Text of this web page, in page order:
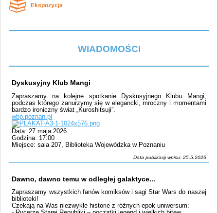
Ekspozycja
WIADOMOŚCI
Dyskusyjny Klub Mangi
Zapraszamy na kolejne spotkanie Dyskusyjnego Klubu Mangi,
podczas którego zanurzymy się w elegancki, mroczny i momentami
bardzo ironiczny świat „Kuroshitsuji”.
wbp.poznan.pl
Data: 27 maja 2026
Godzina: 17:00
Miejsce: sala 207, Biblioteka Wojewódzka w Poznaniu
Data publikacji wpisu: 25.5.2026
Dawno, dawno temu w odległej galaktyce...
Zapraszamy wszystkich fanów komiksów i sagi Star Wars do naszej
biblioteki!
Czekają na Was niezwykłe historie z różnych epok uniwersum: